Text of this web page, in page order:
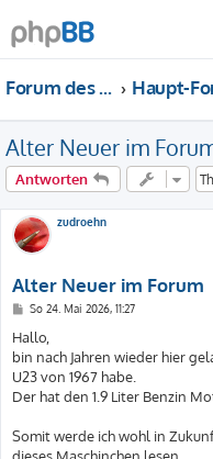
Forum des DS-Club Deutschland e.V.
Alter Neuer im
Antworten
zudroehn
Alter Neuer im Forum
B
i
t
r
a
g
So 24. Mai 2026, 11:27
Hallo,
bin nach Jahren wieder hier
U23 von 1967 habe.
Der hat den 1.9 Liter Benzin
Somit werde ich wohl in